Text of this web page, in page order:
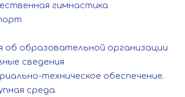
гимнастика
об образовательной организации
сведения
техническое обеспечение.
среда.